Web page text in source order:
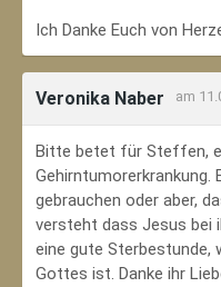
Ich Danke Euch von
Veronika Naber am
Bitte betet für Steffen,
Gehirntumorerkrankung.
gebrauchen oder aber,
versteht dass Jesus bei
eine gute Sterbestunde,
Gottes ist. Danke ihr